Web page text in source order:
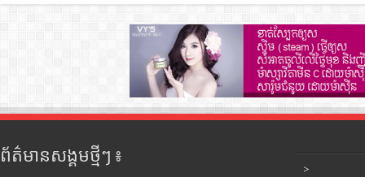
ព័ត៌មានសង្គមថ្មីៗ ៖
>